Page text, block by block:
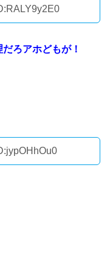
ろアホどもが！